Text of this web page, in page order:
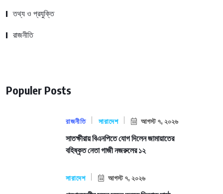
তথ্য ও প্রযুক্তি
রাজনীতি
Populer Posts
রাজনীতি সারাদেশ আগস্ট ৭, ২০২৬
সাতক্ষীরায় বিএনপিতে যোগ দিলেন জামায়াতের
বহিষ্কৃত নেতা গাজী নজরুলের ১২
সারাদেশ আগস্ট ৭, ২০২৬